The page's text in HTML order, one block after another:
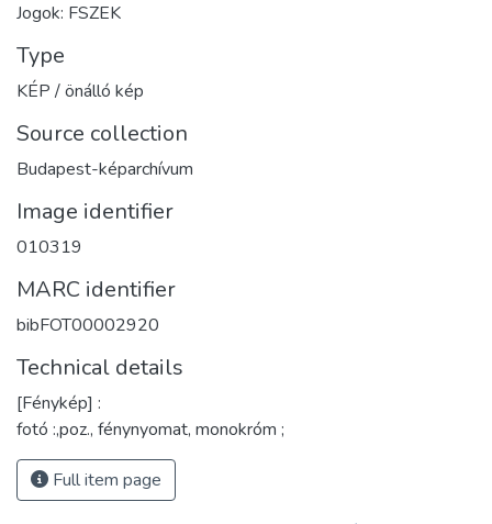
Jogok: FSZEK
Type
KÉP / önálló kép
Source collection
Budapest-képarchívum
Image identifier
010319
MARC identifier
bibFOT00002920
Technical details
[Fénykép] :
fotó :,poz., fénynyomat, monokróm ;
Full item page